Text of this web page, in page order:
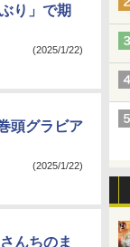
り」で期
(2025/1/22)
頭グラビア
(2025/1/22)
んちのま